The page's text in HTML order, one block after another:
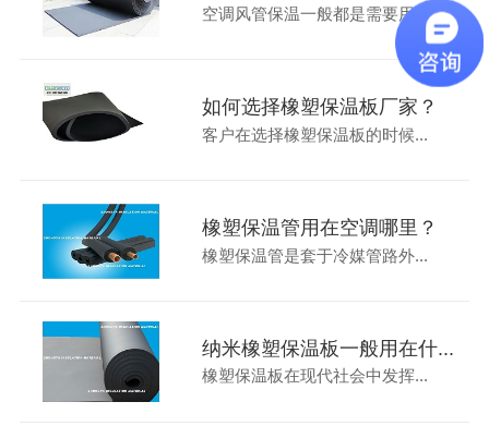
空调风管保温一般都是需要用...
如何选择橡塑保温板厂家？
客户在选择橡塑保温板的时候...
橡塑保温管用在空调哪里？
橡塑保温管是套于冷媒管路外...
纳米橡塑保温板一般用在什...
橡塑保温板在现代社会中发挥...